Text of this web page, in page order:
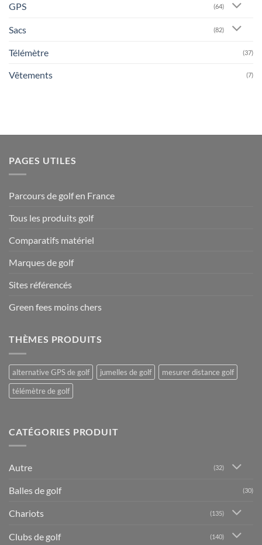
GPS (64)
Sacs (82)
Télémètre (37)
Vêtements (7)
PAGES UTILES
Parcours de golf en France
Tous les produits golf
Comparatifs matériel
Marques de golf
Sites référencés
Green fees moins chers
THÈMES PRODUITS
alternative GPS de golf jumelles de golf
mesurer distance golf
télémètre de golf
CATÉGORIES PRODUIT
Autre (32)
Balles de golf (30)
Chariots (135)
Clubs de golf (140)